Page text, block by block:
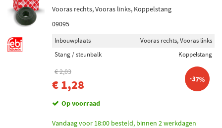
Vooras rechts, Vooras links, Koppelstang
09095
Inbouwplaats
Vooras rechts, Vooras links
Stang / steunbalk
Koppelstang
€ 2,03
€ 1,28 -37%
Op voorraad
Vandaag voor 18:00 besteld, binnen 2 werkdagen